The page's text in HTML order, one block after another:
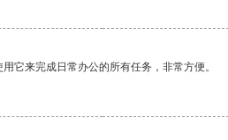
它来完成日常办公的所有任务，非常方便。